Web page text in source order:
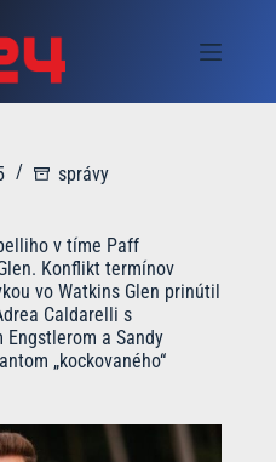
správy
v tíme Paff
Konflikt termínov
vo Watkins Glen prinútil
Caldarelli s
a Sandy
„kockovaného“